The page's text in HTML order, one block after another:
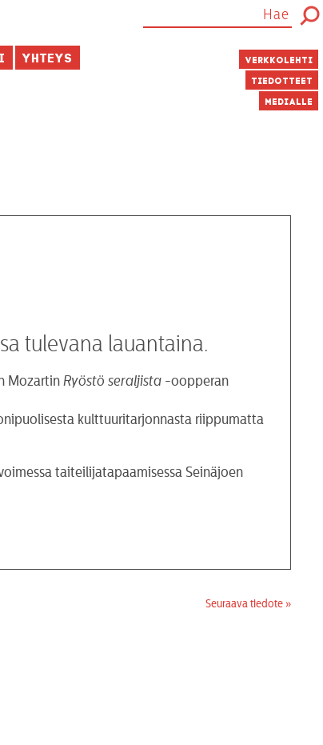
Yhteys Verkkolehti
Tiedotteet
Medialle
tulevana lauantaina.
Mozartin Ryöstö seraljista -oopperan
kulttuuritarjonnasta riippumatta
taiteilijatapaamisessa Seinäjoen
Seuraava tiedote »